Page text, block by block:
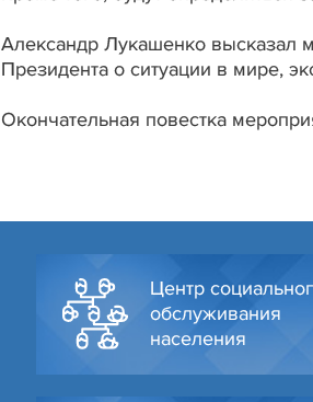
Александр Лукашенко высказал
Президента о ситуации в мире,
Окончательная повестка
Центр
обслуживания
населения